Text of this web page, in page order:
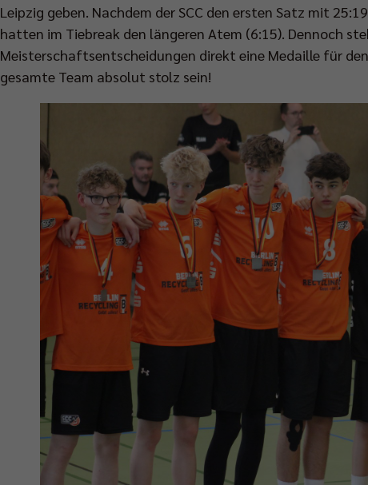
Leipzig geben. Nachdem der SCC den ersten Satz mit
hatten im Tiebreak den längeren Atem (6:15). Dennoch
Meisterschaftsentscheidungen direkt eine Medaille für
gesamte Team absolut stolz sein!